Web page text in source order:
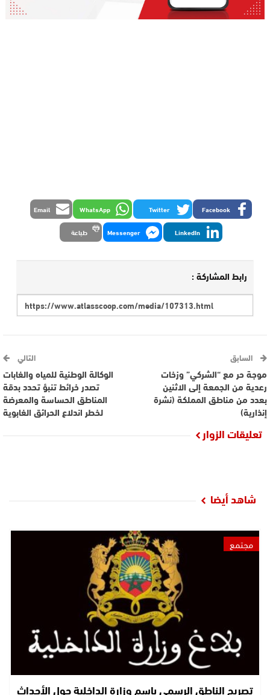
Facebook
Twitter
WhatsApp
Email
LinkedIn
Messenger طباعة
رابط المشاركة :
السابق
موجة حر مع “الشركي” وزخات
رعدية من الجمعة إلى الاثنين
بعدد من مناطق المملكة (نشرة
إنذارية)
التالي
الوكالة الوطنية للمياه والغابات
تصدر خرائط تنبؤ تحدد بدقة
المناطق الحساسة والمعرضة
لخطر اندلاع الحرائق الغابوية
تعليقات الزوار
شاهد أيضا
مجتمع
تصريح الناطق الرسمي باسم وزارة الداخلية حول الأحداث